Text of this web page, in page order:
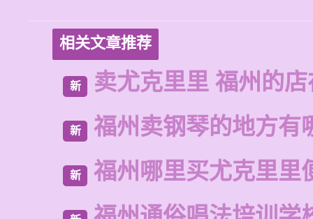
相关文章推荐
新 卖尤克里里 福州的
新 福州卖钢琴的地方有
新 福州哪里买尤克里里